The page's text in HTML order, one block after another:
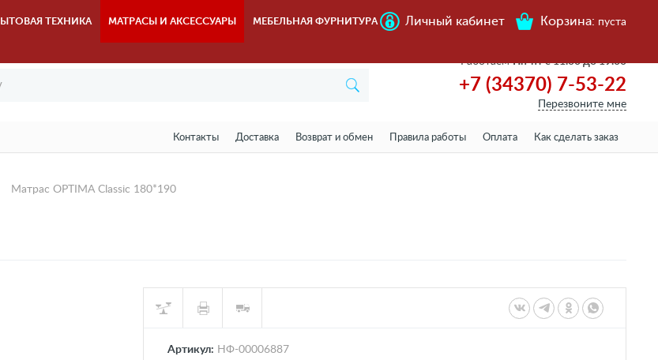
ТЕХНИКА МАТРАСЫ И АКСЕССУАРЫ МЕБЕЛЬНАЯ ФУРНИТУРА Личный кабинет Корзина: пуста
РаботаемПн-пт с 11.00 до 19.00
+7 (34370) 7-53-22
Перезвоните мне
Контакты Доставка Возврат и обмен Правила работы Оплата Как сделать заказ
Матрас OPTIMA Classic 180*190
Артикул: НФ-00006887